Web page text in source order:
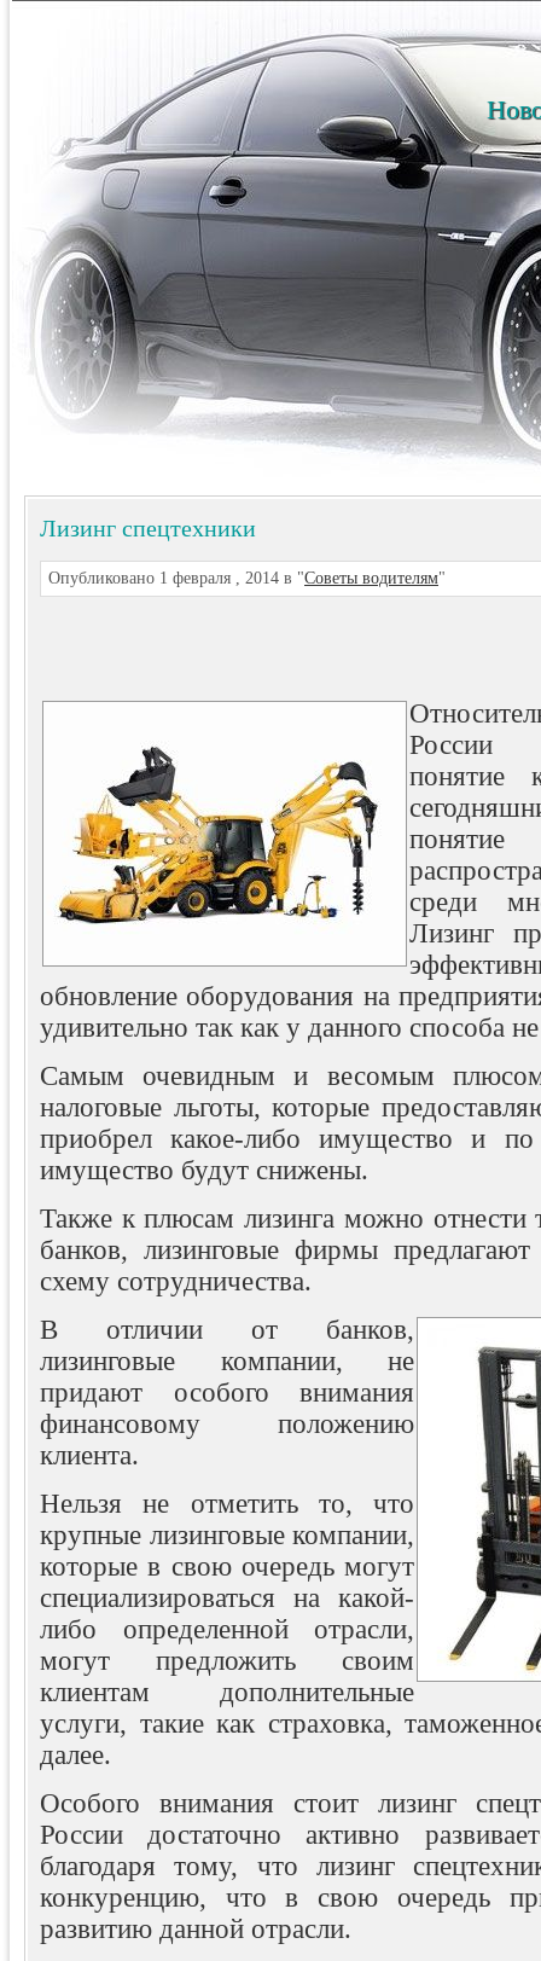
Лизинг спецтехники
Опубликовано 1 февраля , 2014 в "Советы водителям"
России
понятие
среди
Лизинг
обновление оборудования на
удивительно так как у данного способа
Самым очевидным и весомым плюсом
налоговые льготы, которые
приобрел какое-либо имущество и по
имущество будут снижены.
Также к плюсам лизинга можно отнести
банков, лизинговые фирмы
схему сотрудничества.
В отличии от банков,
лизинговые компании, не
придают особого внимания
финансовому положению
клиента.
Нельзя не отметить то, что
крупные лизинговые компании,
которые в свою очередь могут
специализироваться на какой-
либо определенной отрасли,
могут предложить своим
клиентам дополнительные
услуги, такие как страховка,
далее.
Особого внимания стоит лизинг
России достаточно активно
благодаря тому, что лизинг
конкуренцию, что в свою очередь
развитию данной отрасли.